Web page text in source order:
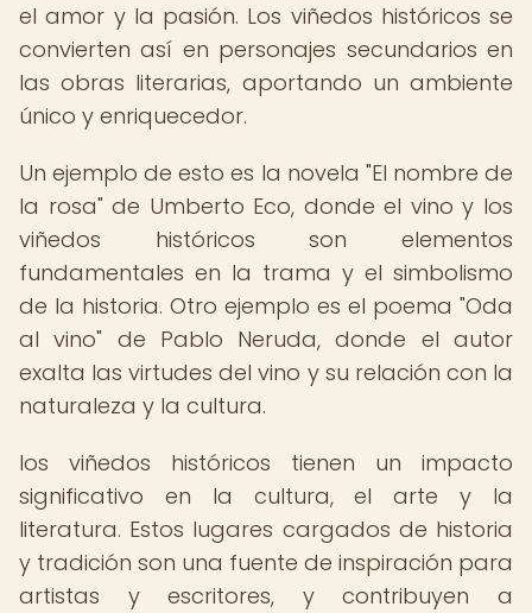
el amor y la pasión. Los viñedos históricos se
convierten así en personajes secundarios en
las obras literarias, aportando un ambiente
único y enriquecedor.
Un ejemplo de esto es la novela "El nombre de
la rosa" de Umberto Eco, donde el vino y los
viñedos históricos son elementos
fundamentales en la trama y el simbolismo
de la historia. Otro ejemplo es el poema "Oda
al vino" de Pablo Neruda, donde el autor
exalta las virtudes del vino y su relación con la
naturaleza y la cultura.
los viñedos históricos tienen un impacto
significativo en la cultura, el arte y la
literatura. Estos lugares cargados de historia
y tradición son una fuente de inspiración para
artistas y escritores, y contribuyen a